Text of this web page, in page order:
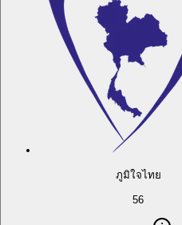
ภูมิใจไทย
56